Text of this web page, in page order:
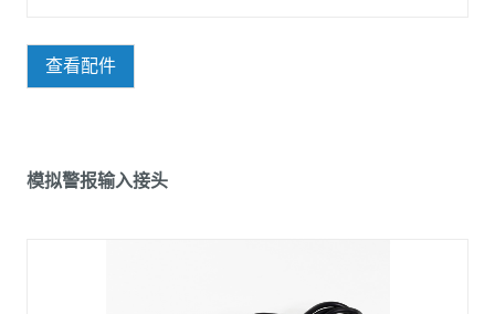
查看配件
模拟警报输入接头